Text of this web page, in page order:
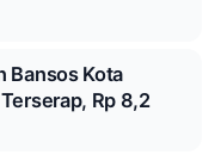
Bansos Kota
Rp 8,2